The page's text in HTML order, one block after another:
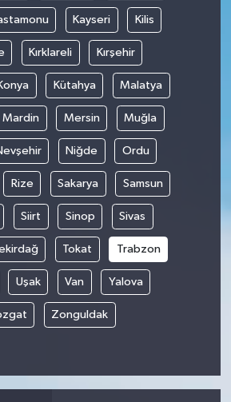
Kayseri Kilis
Kırklareli Kırşehir
Kütahya Malatya
Mardin Mersin Muğla
Niğde Ordu
Rize Sakarya Samsun
Siirt Sinop Sivas
Tokat Trabzon
Uşak Van Yalova
Zonguldak